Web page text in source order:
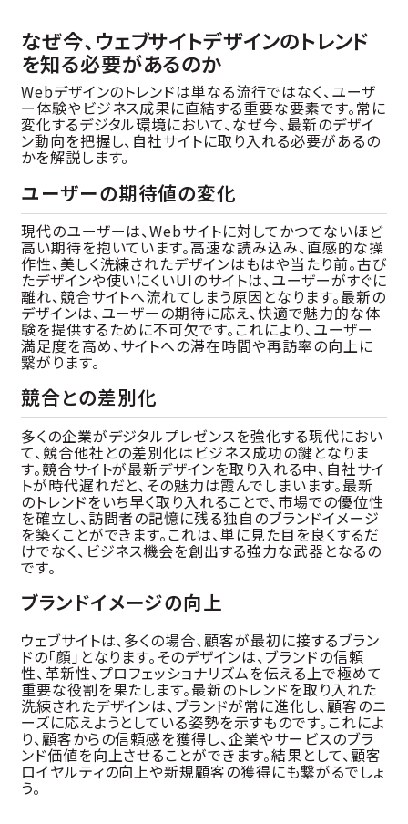
なぜ今、ウェブサイトデザインのトレンド
を知る必要があるのか
Webデザインのトレンドは単なる流行ではなく、ユーザ
ー体験やビジネス成果に直結する重要な要素です。常に
変化するデジタル環境において、なぜ今、最新のデザイ
ン動向を把握し、自社サイトに取り入れる必要があるの
かを解説します。
ユーザーの期待値の変化
現代のユーザーは、Webサイトに対してかつてないほど
高い期待を抱いています。高速な読み込み、直感的な操
作性、美しく洗練されたデザインはもはや当たり前。古び
たデザインや使いにくいUIのサイトは、ユーザーがすぐに
離れ、競合サイトへ流れてしまう原因となります。最新の
デザインは、ユーザーの期待に応え、快適で魅力的な体
験を提供するために不可欠です。これにより、ユーザー
満足度を高め、サイトへの滞在時間や再訪率の向上に
繋がります。
競合との差別化
多くの企業がデジタルプレゼンスを強化する現代におい
て、競合他社との差別化はビジネス成功の鍵となりま
す。競合サイトが最新デザインを取り入れる中、自社サイ
トが時代遅れだと、その魅力は霞んでしまいます。最新
のトレンドをいち早く取り入れることで、市場での優位性
を確立し、訪問者の記憶に残る独自のブランドイメージ
を築くことができます。これは、単に見た目を良くするだ
けでなく、ビジネス機会を創出する強力な武器となるの
です。
ブランドイメージの向上
ウェブサイトは、多くの場合、顧客が最初に接するブラン
ドの「顔」となります。そのデザインは、ブランドの信頼
性、革新性、プロフェッショナリズムを伝える上で極めて
重要な役割を果たします。最新のトレンドを取り入れた
洗練されたデザインは、ブランドが常に進化し、顧客のニ
ーズに応えようとしている姿勢を示すものです。これによ
り、顧客からの信頼感を獲得し、企業やサービスのブラ
ンド価値を向上させることができます。結果として、顧客
ロイヤルティの向上や新規顧客の獲得にも繋がるでしょ
う。